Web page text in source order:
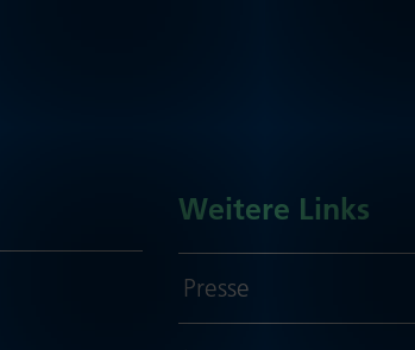
Weitere Links
Presse